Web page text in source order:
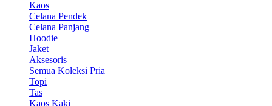
Kaos
Celana Pendek
Celana Panjang
Hoodie
Jaket
Aksesoris
Semua Koleksi Pria
Topi
Tas
Kaos Kaki